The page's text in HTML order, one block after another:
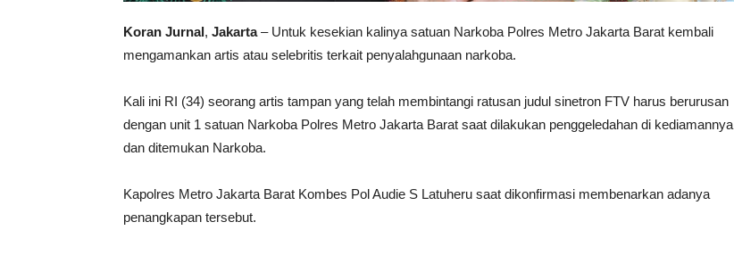
Koran Jurnal, Jakarta– Untuk kesekian kalinya satuan Narkoba Polres Metro Jakarta Barat kembali
mengamankan artis atau selebritis terkait penyalahgunaan narkoba.
Kali ini RI (34) seorang artis tampan yang telah membintangi ratusan judul sinetron FTV harus berurusan
dengan unit 1 satuan Narkoba Polres Metro Jakarta Barat saat dilakukan penggeledahan di kediamannya
dan ditemukan Narkoba.
Kapolres Metro Jakarta Barat Kombes Pol Audie S Latuheru saat dikonfirmasi membenarkan adanya
penangkapan tersebut.